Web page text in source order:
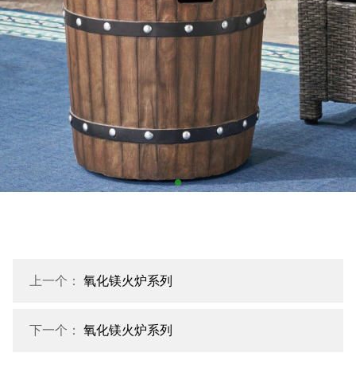
上一个： 氧化镁火炉系列
下一个： 氧化镁火炉系列